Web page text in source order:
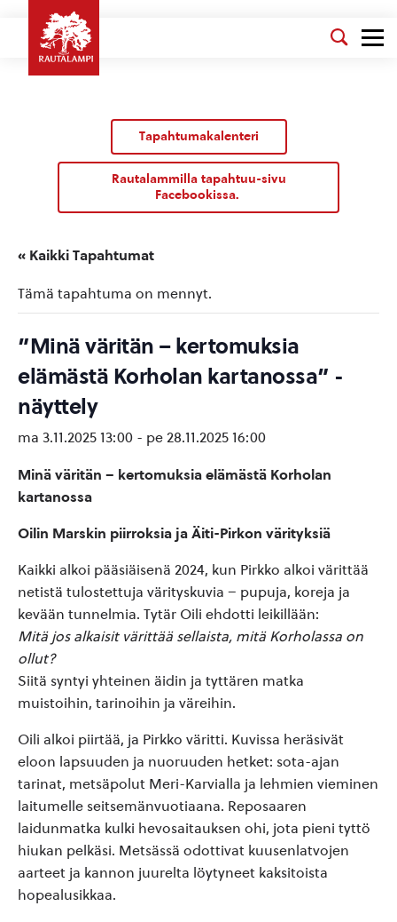
Tapahtumakalenteri
Rautalammilla tapahtuu-sivu
Facebookissa.
« Kaikki Tapahtumat
Tämä tapahtuma on mennyt.
”Minä väritän – kertomuksia
elämästä Korholan kartanossa” -
näyttely
ma 3.11.2025 13:00 - pe 28.11.2025 16:00
Minä väritän – kertomuksia elämästä Korholan
kartanossa
Oilin Marskin piirroksia ja Äiti-Pirkon värityksiä
Kaikki alkoi pääsiäisenä 2024, kun Pirkko alkoi värittää
netistä tulostettuja värityskuvia – pupuja, koreja ja
kevään tunnelmia. Tytär Oili ehdotti leikillään:
Mitä jos alkaisit värittää sellaista, mitä Korholassa on
ollut?
Siitä syntyi yhteinen äidin ja tyttären matka
muistoihin, tarinoihin ja väreihin.
Oili alkoi piirtää, ja Pirkko väritti. Kuvissa heräsivät
eloon lapsuuden ja nuoruuden hetket: sota-ajan
tarinat, metsäpolut Meri-Karvialla ja lehmien vieminen
laitumelle seitsemänvuotiaana. Reposaaren
laidunmatka kulki hevosaitauksen ohi, jota pieni tyttö
hiukan pelkäsi. Metsässä odottivat kuusenlatvojen
aarteet ja kannon juurelta löytyneet kaksitoista
hopealusikkaa.